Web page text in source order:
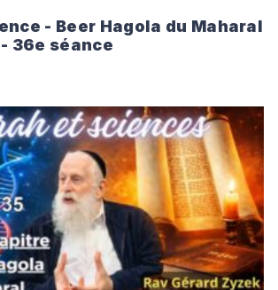
- Beer Hagola du Maharal
36e séance